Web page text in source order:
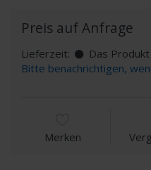
Preis auf Anfrage
Lieferzeit:
Das
Bitte benachrichtigen,
Merken